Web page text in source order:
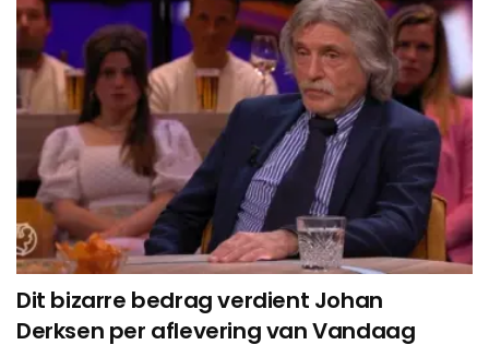
Dit bizarre bedrag verdient Johan
Derksen per aflevering van Vandaag